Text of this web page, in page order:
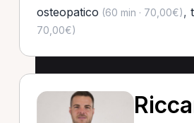
osteopatico (60 min · 70,00€),
70,00€)